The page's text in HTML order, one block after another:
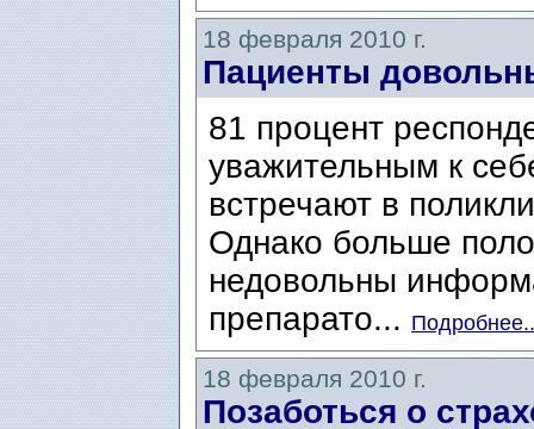
18 февраля 2010 г.
Пациенты
81 процент
уважительным к
встречают в
Однако больше
недовольны
препарато...
18 февраля 2010 г.
Позаботься о